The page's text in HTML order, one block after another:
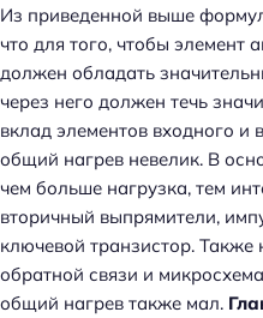
Из приведенной выше
что для того, чтобы элемент
должен обладать
через него должен течь
вклад элементов входного и
общий нагрев невелик. В
чем больше нагрузка, тем
вторичный выпрямители,
ключевой транзистор. Также
обратной связи и
общий нагрев также мал.